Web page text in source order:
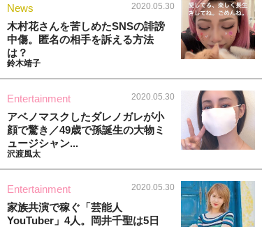
News 2020.05.30
木村花さんを苦しめたSNSの誹謗
中傷。匿名の相手を訴える方法
は？
鈴木靖子
Entertainment 2020.05.30
アベノマスクしたダレノガレが小
顔で驚き／49歳で孫誕生の大物ミ
ュージシャン...
沢渡風太
Entertainment 2020.05.30
家族共演で稼ぐ「芸能人
YouTuber」4人。岡井千聖は5日